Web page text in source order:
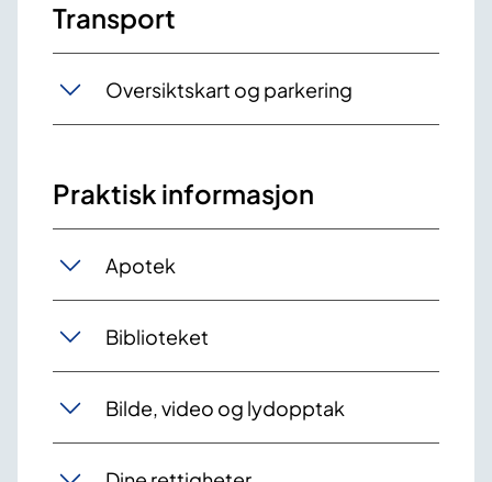
Transport
Oversiktskart og parkering
Praktisk informasjon
Apotek
Biblioteket
Bilde, video og lydopptak